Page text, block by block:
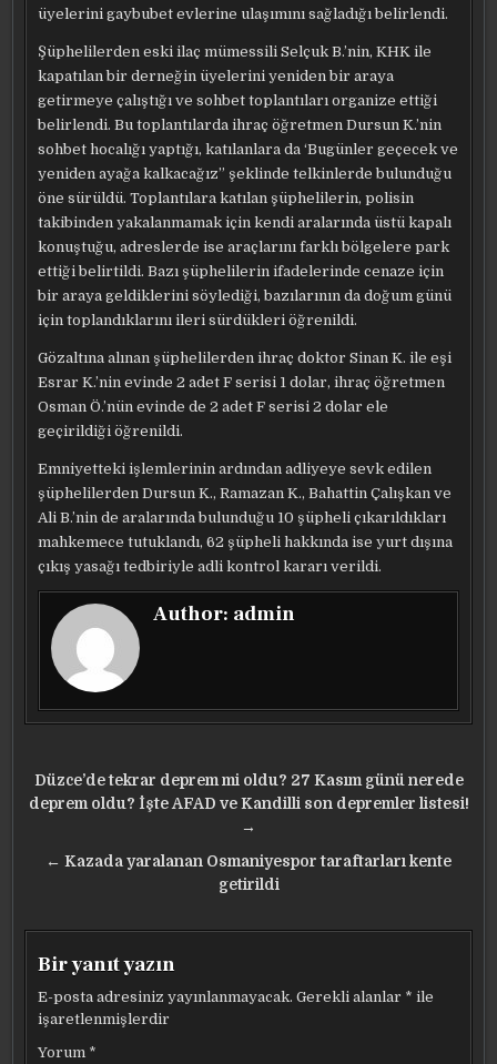
üyelerini gaybubet evlerine ulaşımını sağladığı belirlendi.
Şüphelilerden eski ilaç mümessili Selçuk B.’nin, KHK ile
kapatılan bir derneğin üyelerini yeniden bir araya
getirmeye çalıştığı ve sohbet toplantıları organize ettiği
belirlendi. Bu toplantılarda ihraç öğretmen Dursun K.’nin
sohbet hocalığı yaptığı, katılanlara da ‘Bugünler geçecek ve
yeniden ayağa kalkacağız” şeklinde telkinlerde bulunduğu
öne sürüldü. Toplantılara katılan şüphelilerin, polisin
takibinden yakalanmamak için kendi aralarında üstü kapalı
konuştuğu, adreslerde ise araçlarını farklı bölgelere park
ettiği belirtildi. Bazı şüphelilerin ifadelerinde cenaze için
bir araya geldiklerini söylediği, bazılarının da doğum günü
için toplandıklarını ileri sürdükleri öğrenildi.
Gözaltına alınan şüphelilerden ihraç doktor Sinan K. ile eşi
Esrar K.’nin evinde 2 adet F serisi 1 dolar, ihraç öğretmen
Osman Ö.’nün evinde de 2 adet F serisi 2 dolar ele
geçirildiği öğrenildi.
Emniyetteki işlemlerinin ardından adliyeye sevk edilen
şüphelilerden Dursun K., Ramazan K., Bahattin Çalışkan ve
Ali B.’nin de aralarında bulunduğu 10 şüpheli çıkarıldıkları
mahkemece tutuklandı, 62 şüpheli hakkında ise yurt dışına
çıkış yasağı tedbiriyle adli kontrol kararı verildi.
Author: admin
Yazı
gezinmesi
Düzce’de tekrar deprem mi oldu? 27 Kasım günü nerede
deprem oldu? İşte AFAD ve Kandilli son depremler listesi!
→
← Kazada yaralanan Osmaniyespor taraftarları kente
getirildi
Bir yanıt yazın
E-posta adresiniz yayınlanmayacak. Gerekli alanlar * ile
işaretlenmişlerdir
Yorum *